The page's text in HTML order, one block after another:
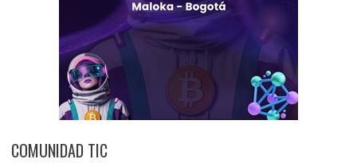
COMUNIDAD TIC